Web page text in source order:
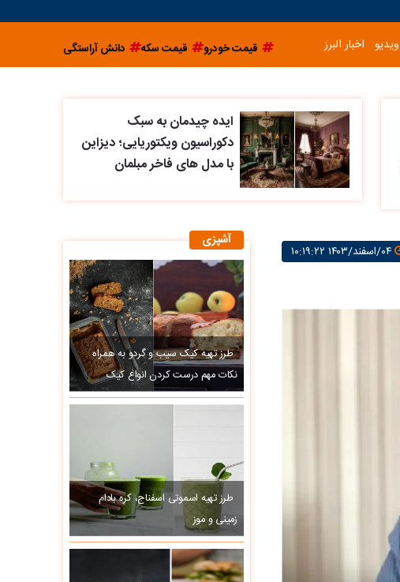
ویدیو اخبار البرز قیمت خودرو قیمت سکه دانش آراستگی
ایده چیدمان به سبک
دکوراسیون ویکتوریایی؛ دیزاین
با مدل های فاخر مبلمان
۰۴/اسفند/۱۴۰۳ ۱۰:۱۹:۲۲
آشپزی
طرز تهیه کیک سیب و گردو به همراه
نکات مهم درست کردن انواع کیک
طرز تهیه اسموتی اسفناج، کره بادام
زمینی و موز